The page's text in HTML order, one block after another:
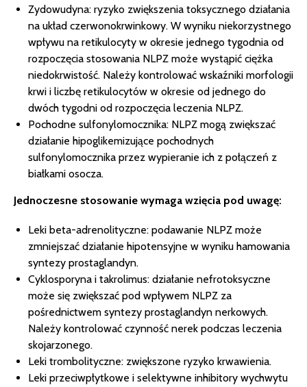
Zydowudyna: ryzyko zwiększenia toksycznego działania
na układ czerwonokrwinkowy. W wyniku niekorzystnego
wpływu na retikulocyty w okresie jednego tygodnia od
rozpoczęcia stosowania NLPZ może wystąpić ciężka
niedokrwistość. Należy kontrolować wskaźniki morfologii
krwi i liczbę retikulocytów w okresie od jednego do
dwóch tygodni od rozpoczęcia leczenia NLPZ.
Pochodne sulfonylomocznika: NLPZ mogą zwiększać
działanie hipoglikemizujące pochodnych
sulfonylomocznika przez wypieranie ich z połączeń z
białkami osocza.
Jednoczesne stosowanie wymaga wzięcia pod uwagę:
Leki beta-adrenolityczne: podawanie NLPZ może
zmniejszać działanie hipotensyjne w wyniku hamowania
syntezy prostaglandyn.
Cyklosporyna i takrolimus: działanie nefrotoksyczne
może się zwiększać pod wpływem NLPZ za
pośrednictwem syntezy prostaglandyn nerkowych.
Należy kontrolować czynność nerek podczas leczenia
skojarzonego.
Leki trombolityczne: zwiększone ryzyko krwawienia.
Leki przeciwpłytkowe i selektywne inhibitory wychwytu